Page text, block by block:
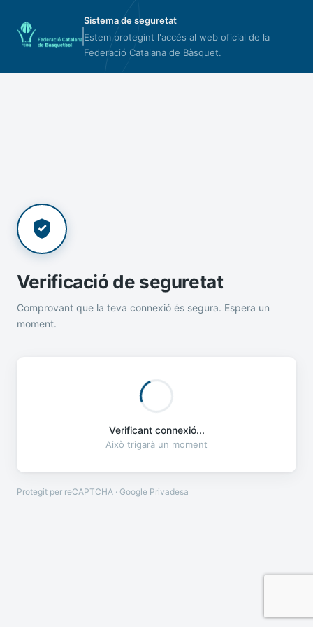
Sistema de seguretat
Estem protegint l'accés al web oficial de la
Federació Catalana de Bàsquet.
Verificació de seguretat
Comprovant que la teva connexió és segura. Espera un
moment.
Verificant connexió...
Això trigarà un moment
Protegit per reCAPTCHA · Google Privadesa